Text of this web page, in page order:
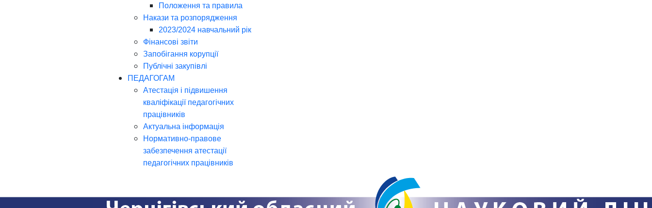
Положення та правила
Накази та розпорядження
2023/2024 навчальний рік
Фінансові звіти
Запобігання корупції
Публічні закупівлі
ПЕДАГОГАМ
Атестація і підвишення
кваліфікації педагогічних
працівників
Актуальна інформація
Нормативно-правове
забезпечення атестації
педагогічних працівників